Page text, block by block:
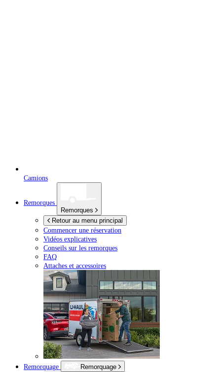
Camions
Remorques
Remorques
Retour au menu principal
Commencer une réservation
Vidéos explicatives
Conseils sur les remorques
FAQ
Attaches et accessoires
Remorquage
Remorquage